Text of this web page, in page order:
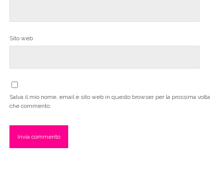
Sito web
Salva il mio nome, email e sito web in questo browser per la prossima volta
che commento.